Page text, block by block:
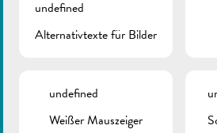
Jousefshaus
undefined
Alternativtexte für Bilder
undefined
Weißer Mauszeiger